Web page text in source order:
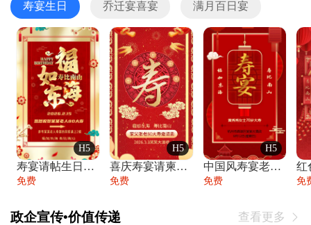
寿宴生日 乔迁宴喜宴 满月百日宴
H5
寿宴请帖生日宴邀请函老人寿星生日快乐祝寿
免费
H5
喜庆寿宴请柬老人生日宴会邀请函请柬过大寿
免费
H5
中国风寿宴老人生日宴会邀请函寿宴请帖请柬
免费 免
政企宣传•价值传递 查看更多 